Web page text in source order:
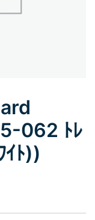
062 ﾄﾚ
ｲﾄ))